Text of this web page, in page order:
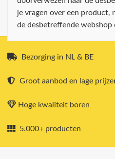
je vragen over een product,
de desbetreffende
Bezorging in NL & BE
Groot aanbod en lage
Hoge kwaliteit boren
5.000+ producten